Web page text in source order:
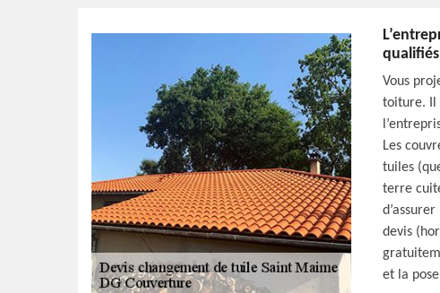
Vous
toiture. Il
Les
tuiles
terre
devis
et la